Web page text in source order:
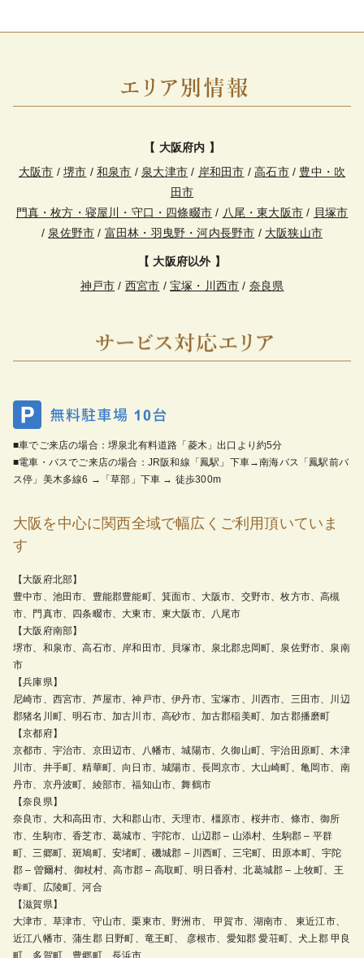
【 大阪府内 】
大阪市 /堺市 /和泉市 / 泉大津市 / 岸和田市 /高石市/ 豊中・吹
田市
門真・枚方・寝屋川・守口・四條畷市 / 八尾・東大阪市 / 貝塚市
/ 泉佐野市 / 富田林・羽曳野・河内長野市 / 大阪狭山市
【 大阪府以外 】
神戸市 / 西宮市 / 宝塚・川西市 / 奈良県
■車でご来店の場合：堺泉北有料道路「菱木」出口より約5分
■電車・バスでご来店の場合：JR阪和線「鳳駅」下車→南海バス「鳳駅前バ
ス停」美木多線6 →「草部」下車 → 徒歩300m
大阪を中心に関西全域で幅広くご利用頂いていま
す
【大阪府北部】
豊中市、池田市、豊能郡豊能町、箕面市、大阪市、交野市、枚方市、高槻
市、門真市、四条畷市、大東市、東大阪市、八尾市
【大阪府南部】
堺市、和泉市、高石市、岸和田市、貝塚市、泉北郡忠岡町、泉佐野市、泉南
市
【兵庫県】
尼崎市、西宮市、芦屋市、神戸市、伊丹市、宝塚市、川西市、三田市、川辺
郡猪名川町、明石市、加古川市、高砂市、加古郡稲美町、加古郡播磨町
【京都府】
京都市、宇治市、京田辺市、八幡市、城陽市、久御山町、宇治田原町、木津
川市、井手町、精華町、向日市、城陽市、長岡京市、大山崎町、亀岡市、南
丹市、京丹波町、綾部市、福知山市、舞鶴市
【奈良県】
奈良市、大和高田市、大和郡山市、天理市、橿原市、桜井市、條市、御所
市、生駒市、香芝市、葛城市、宇陀市、山辺郡 – 山添村、生駒郡 – 平群
町、三郷町、斑鳩町、安堵町、磯城郡 – 川西町、三宅町、田原本町、宇陀
郡 – 曽爾村、御杖村、高市郡 – 高取町、明日香村、北葛城郡 – 上牧町、王
寺町、広陵町、河合
【滋賀県】
大津市、草津市、守山市、栗東市、野洲市、 甲賀市、湖南市、 東近江市、
近江八幡市、蒲生郡 日野町、竜王町、 彦根市、愛知郡 愛荘町、犬上郡 甲良